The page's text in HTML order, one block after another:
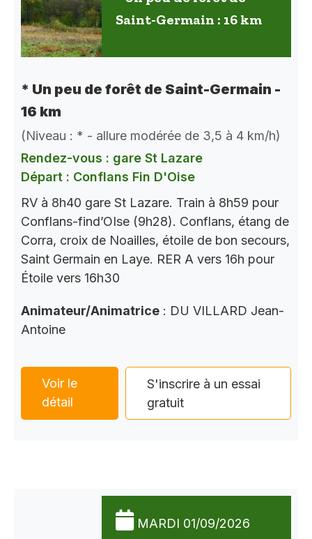
Saint-Germain : 16 km
* Un peu de forêt de Saint-Germain -
16 km
(Niveau : * - allure modérée de 3,5 à 4 km/h)
Rendez-vous : gare St Lazare
Départ : Conflans Fin D'Oise
RV à 8h40 gare St Lazare. Train à 8h59 pour
Conflans-find’OIse (9h28). Conflans, étang de
Corra, croix de Noailles, étoile de bon secours,
Saint Germain en Laye. RER A vers 16h pour
Étoile vers 16h30
Animateur/Animatrice : DU VILLARD Jean-
Antoine
Voir le
détail
S'inscrire à un essai
gratuit
MARDI 01/09/2026